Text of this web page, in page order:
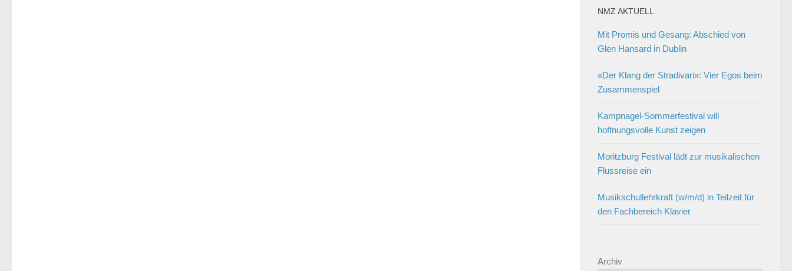
NMZ AKTUELL
Mit Promis und Gesang: Abschied von
Glen Hansard in Dublin
«Der Klang der Stradivari»: Vier Egos beim
Zusammenspiel
Kampnagel-Sommerfestival will
hoffnungsvolle Kunst zeigen
Moritzburg Festival lädt zur musikalischen
Flussreise ein
Musikschullehrkraft (w/m/d) in Teilzeit für
den Fachbereich Klavier
Archiv